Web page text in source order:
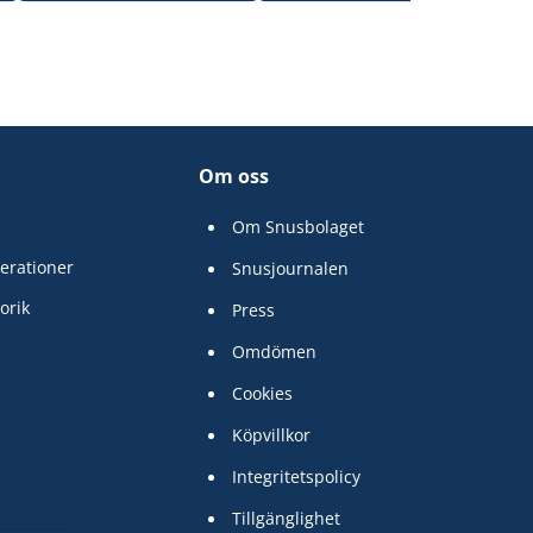
Om oss
Om Snusbolaget
Snusjournalen
Press
Omdömen
Cookies
Köpvillkor
Integritetspolicy
Tillgänglighet